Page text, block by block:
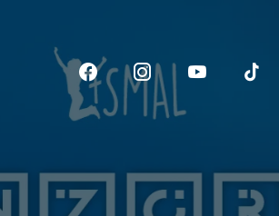
Link otwiera sie w
Link otwiera
Link